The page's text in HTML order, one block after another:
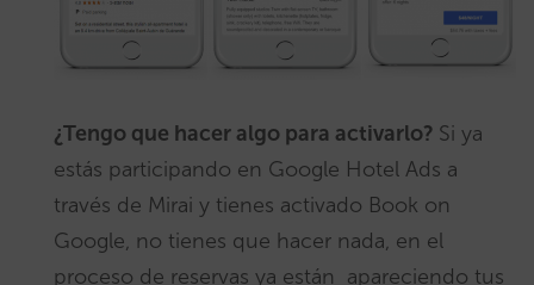
¿Tengo que hacer algo para activarlo? Si ya
estás participando en Google Hotel Ads a
través de Mirai y tienes activado Book on
Google, no tienes que hacer nada, en el
proceso de reservas ya están apareciendo tus